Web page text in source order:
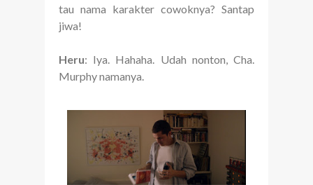
tau nama karakter cowoknya? Santap
jiwa!
Heru: Iya. Hahaha. Udah nonton, Cha.
Murphy namanya.